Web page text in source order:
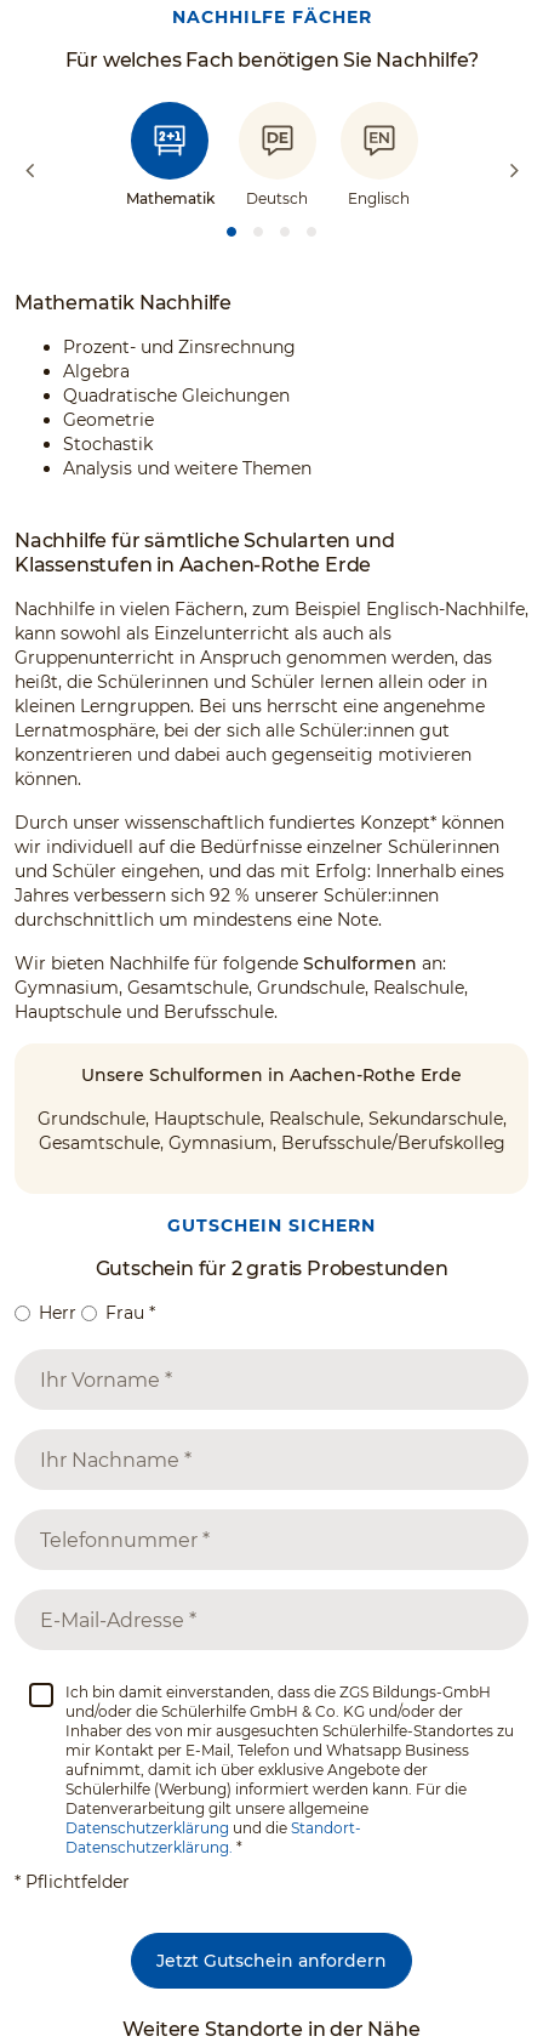
NACHHILFE FÄCHER
Für welches Fach benötigen Sie Nachhilfe?
Mathematik Deutsch Englisch
Mathematik Nachhilfe
Prozent- und Zinsrechnung
Algebra
Quadratische Gleichungen
Geometrie
Stochastik
Analysis und weitere Themen
Nachhilfe für sämtliche Schularten und
Klassenstufen in Aachen-Rothe Erde
Nachhilfe in vielen Fächern, zum Beispiel Englisch-Nachhilfe,
kann sowohl als Einzelunterricht als auch als
Gruppenunterricht in Anspruch genommen werden, das
heißt, die Schülerinnen und Schüler lernen allein oder in
kleinen Lerngruppen. Bei uns herrscht eine angenehme
Lernatmosphäre, bei der sich alle Schüler:innen gut
konzentrieren und dabei auch gegenseitig motivieren
können.
Durch unser wissenschaftlich fundiertes Konzept* können
wir individuell auf die Bedürfnisse einzelner Schülerinnen
und Schüler eingehen, und das mit Erfolg: Innerhalb eines
Jahres verbessern sich 92 % unserer Schüler:innen
durchschnittlich um mindestens eine Note.
Wir bieten Nachhilfe für folgende Schulformen an:
Gymnasium, Gesamtschule, Grundschule, Realschule,
Hauptschule und Berufsschule.
Unsere Schulformen in Aachen-Rothe Erde
Grundschule, Hauptschule, Realschule, Sekundarschule,
Gesamtschule, Gymnasium, Berufsschule/Berufskolleg
GUTSCHEIN SICHERN
Gutschein für 2 gratis Probestunden
Herr Frau *
Ich bin damit einverstanden, dass die ZGS Bildungs-GmbH
und/oder die Schülerhilfe GmbH & Co. KG und/oder der
Inhaber des von mir ausgesuchten Schülerhilfe-Standortes zu
mir Kontakt per E-Mail, Telefon und Whatsapp Business
aufnimmt, damit ich über exklusive Angebote der
Schülerhilfe (Werbung) informiert werden kann. Für die
Datenverarbeitung gilt unsere allgemeine
Datenschutzerklärung und die Standort-
Datenschutzerklärung. *
* Pflichtfelder
Jetzt Gutschein anfordern
Weitere Standorte in der Nähe